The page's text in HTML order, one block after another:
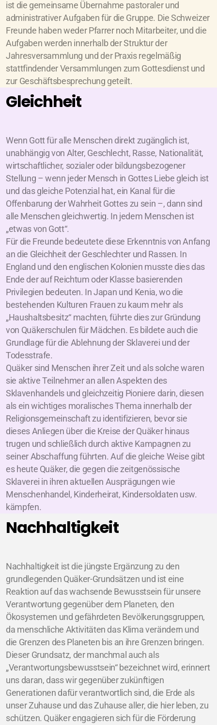
ist die gemeinsame Übernahme pastoraler und
administrativer Aufgaben für die Gruppe. Die Schweizer
Freunde haben weder Pfarrer noch Mitarbeiter, und die
Aufgaben werden innerhalb der Struktur der
Jahresversammlung und der Praxis regelmäßig
stattfindender Versammlungen zum Gottesdienst und
zur Geschäftsbesprechung geteilt.
Gleichheit
Wenn Gott für alle Menschen direkt zugänglich ist,
unabhängig von Alter, Geschlecht, Rasse, Nationalität,
wirtschaftlicher, sozialer oder bildungsbezogener
Stellung – wenn jeder Mensch in Gottes Liebe gleich ist
und das gleiche Potenzial hat, ein Kanal für die
Offenbarung der Wahrheit Gottes zu sein –, dann sind
alle Menschen gleichwertig. In jedem Menschen ist
„etwas von Gott“.
Für die Freunde bedeutete diese Erkenntnis von Anfang
an die Gleichheit der Geschlechter und Rassen. In
England und den englischen Kolonien musste dies das
Ende der auf Reichtum oder Klasse basierenden
Privilegien bedeuten. In Japan und Kenia, wo die
bestehenden Kulturen Frauen zu kaum mehr als
„Haushaltsbesitz“ machten, führte dies zur Gründung
von Quäkerschulen für Mädchen. Es bildete auch die
Grundlage für die Ablehnung der Sklaverei und der
Todesstrafe.
Quäker sind Menschen ihrer Zeit und als solche waren
sie aktive Teilnehmer an allen Aspekten des
Sklavenhandels und gleichzeitig Pioniere darin, diesen
als ein wichtiges moralisches Thema innerhalb der
Religionsgemeinschaft zu identifizieren, bevor sie
dieses Anliegen über die Kreise der Quäker hinaus
trugen und schließlich durch aktive Kampagnen zu
seiner Abschaffung führten. Auf die gleiche Weise gibt
es heute Quäker, die gegen die zeitgenössische
Sklaverei in ihren aktuellen Ausprägungen wie
Menschenhandel, Kinderheirat, Kindersoldaten usw.
kämpfen.
Nachhaltigkeit
Nachhaltigkeit ist die jüngste Ergänzung zu den
grundlegenden Quäker-Grundsätzen und ist eine
Reaktion auf das wachsende Bewusstsein für unsere
Verantwortung gegenüber dem Planeten, den
Ökosystemen und gefährdeten Bevölkerungsgruppen,
da menschliche Aktivitäten das Klima verändern und
die Grenzen des Planeten bis an ihre Grenzen bringen.
Dieser Grundsatz, der manchmal auch als
„Verantwortungsbewusstsein“ bezeichnet wird, erinnert
uns daran, dass wir gegenüber zukünftigen
Generationen dafür verantwortlich sind, die Erde als
unser Zuhause und das Zuhause aller, die hier leben, zu
schützen. Quäker engagieren sich für die Förderung